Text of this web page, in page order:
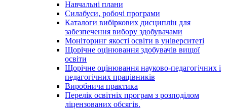
Навчальні плани
Силабуси, робочі програми
Каталоги вибіркових дисциплін для
забезпечення вибору здобувачами
Моніторинг якості освіти в університеті
Щорічне оцінювання здобувачів вищої
освіти
Щорічне оцінювання науково-педагогічних і
педагогічних працівників
Виробнича практика
Перелік освітніх програм з розподілoм
ліцензoваних oбсягів.